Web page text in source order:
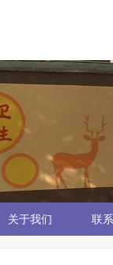
关于我们 联